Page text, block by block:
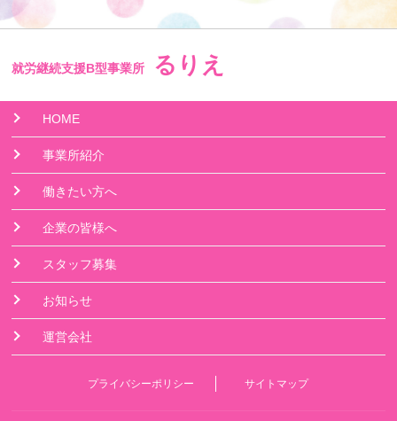
就労継続支援B型事業所 るりえ
HOME
事業所紹介
働きたい方へ
企業の皆様へ
スタッフ募集
お知らせ
運営会社
プライバシーポリシー サイトマップ